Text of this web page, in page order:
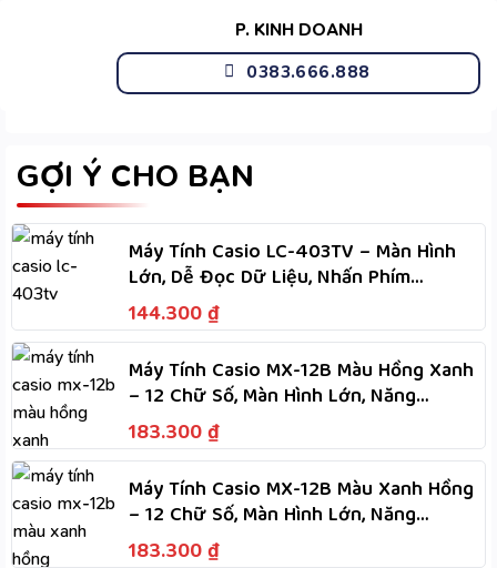
P. KINH DOANH
0383.666.888
GỢI Ý CHO BẠN
Máy Tính Casio LC-403TV – Màn Hình
Lớn, Dễ Đọc Dữ Liệu, Nhấn Phím
Nhanh, Dùng Hai Nguồn
144.300 ₫
Máy Tính Casio MX-12B Màu Hồng Xanh
– 12 Chữ Số, Màn Hình Lớn, Năng
Lượng Kép Dùng Hai Nguồn
183.300 ₫
Máy Tính Casio MX-12B Màu Xanh Hồng
– 12 Chữ Số, Màn Hình Lớn, Năng
Lượng Kép Dùng Hai Nguồn
183.300 ₫